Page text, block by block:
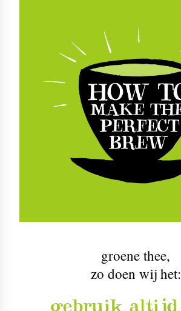
groene thee,
zo doen wij het: